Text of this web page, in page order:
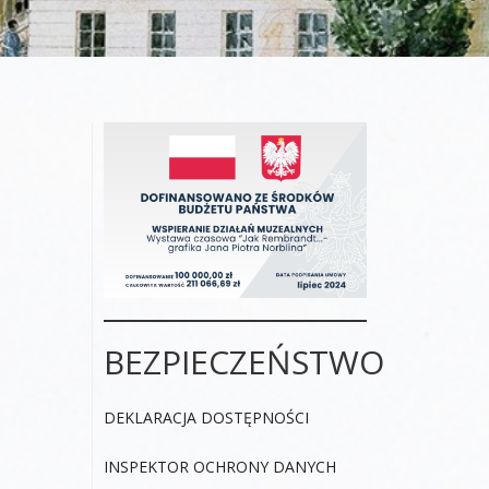
BEZPIECZEŃSTWO
DEKLARACJA DOSTĘPNOŚCI
INSPEKTOR OCHRONY DANYCH